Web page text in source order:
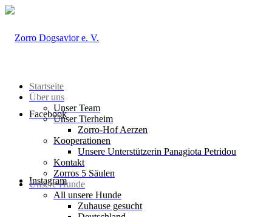
Facebook
Instagram
Startseite
Über uns
Unser Team
Unser Tierheim
Zorro-Hof Aerzen
Kooperationen
Unsere Unterstützerin Panagiota Petridou
Kontakt
Zorros 5 Säulen
Unsere Hunde
All unsere Hunde
Zuhause gesucht